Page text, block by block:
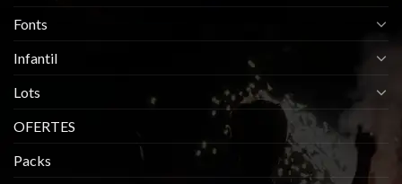
Fonts
Infantil
Lots
OFERTES
Packs